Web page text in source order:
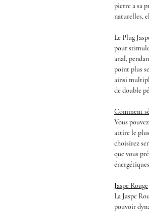
pierre a sa
naturelles,
Le Plug
pour
anal,
point plus
ainsi
de double
Comment
Vous
attire le
choisirez
que vous
Jaspe Rouge
La Jaspe
pouvoir